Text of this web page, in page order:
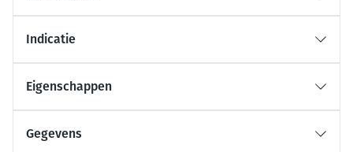
Indicatie
Eigenschappen
Gegevens